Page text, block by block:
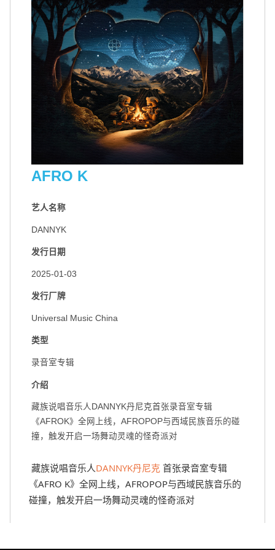
AFRO K
艺人名称
DANNYK
发行日期
2025-01-03
发行厂牌
Universal Music China
类型
录音室专辑
介绍
藏族说唱音乐人DANNYK丹尼克首张录音室专辑
《AFROK》全网上线，AFROPOP与西域民族音乐的碰
撞，触发开启一场舞动灵魂的怪奇派对
藏族说唱音乐人DANNYK丹尼克 首张录音室专辑
《AFRO K》全网上线，AFROPOP与西域民族音乐的
碰撞，触发开启一场舞动灵魂的怪奇派对